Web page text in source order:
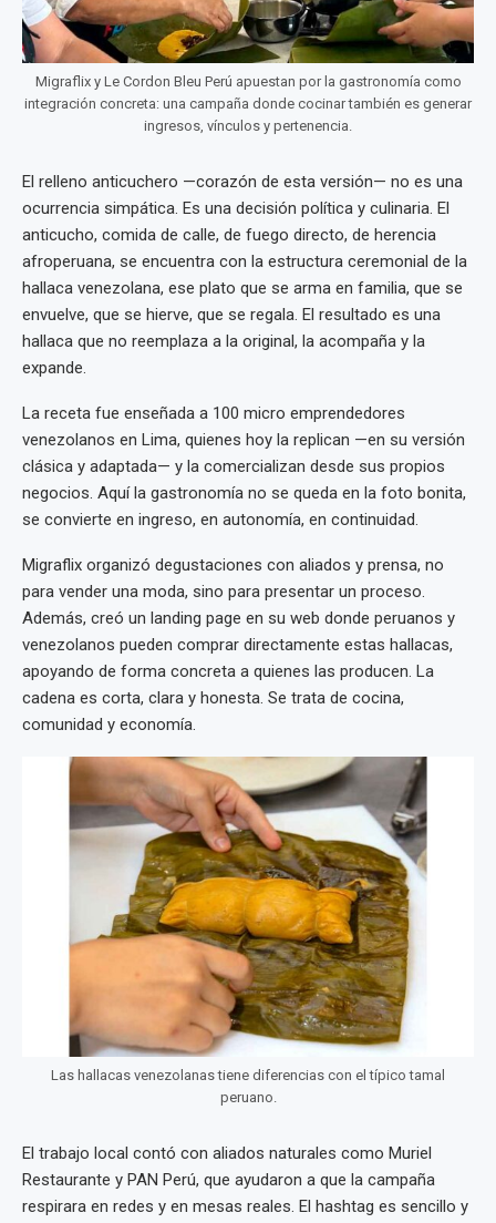
Migraflix y Le Cordon Bleu Perú apuestan por la gastronomía como
integración concreta: una campaña donde cocinar también es generar
ingresos, vínculos y pertenencia.
El relleno anticuchero —corazón de esta versión— no es una
ocurrencia simpática. Es una decisión política y culinaria. El
anticucho, comida de calle, de fuego directo, de herencia
afroperuana, se encuentra con la estructura ceremonial de la
hallaca venezolana, ese plato que se arma en familia, que se
envuelve, que se hierve, que se regala. El resultado es una
hallaca que no reemplaza a la original, la acompaña y la
expande.
La receta fue enseñada a 100 micro emprendedores
venezolanos en Lima, quienes hoy la replican —en su versión
clásica y adaptada— y la comercializan desde sus propios
negocios. Aquí la gastronomía no se queda en la foto bonita,
se convierte en ingreso, en autonomía, en continuidad.
Migraflix organizó degustaciones con aliados y prensa, no
para vender una moda, sino para presentar un proceso.
Además, creó un landing page en su web donde peruanos y
venezolanos pueden comprar directamente estas hallacas,
apoyando de forma concreta a quienes las producen. La
cadena es corta, clara y honesta. Se trata de cocina,
comunidad y economía.
Las hallacas venezolanas tiene diferencias con el típico tamal
peruano.
El trabajo local contó con aliados naturales como Muriel
Restaurante y PAN Perú, que ayudaron a que la campaña
respirara en redes y en mesas reales. El hashtag es sencillo y